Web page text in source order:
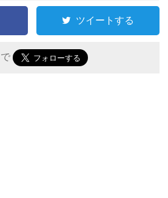
ツイートする